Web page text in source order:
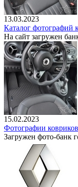
13.03.2023
Каталог
На сайт загружен
15.02.2023
Фотографии
Загружен фото-банк